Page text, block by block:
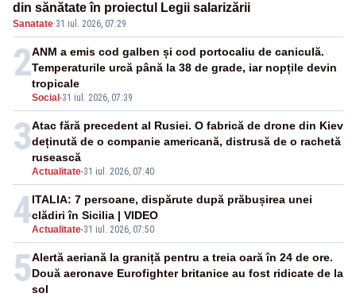
din sănătate în proiectul Legii salarizării
Sanatate·31 iul. 2026, 07:29
2
Social -31 iul. 2026, 07:39
ANM a emis cod galben și cod portocaliu de caniculă.
Temperaturile urcă până la 38 de grade, iar nopțile devin
tropicale
3
Actualitate-31 iul. 2026, 07:40
Atac fără precedent al Rusiei. O fabrică de drone din Kiev
deținută de o companie americană, distrusă de o rachetă
rusească
4Actualitate-31 iul. 2026, 07:50
ITALIA: 7 persoane, dispărute după prăbușirea unei
clădiri în Sicilia | VIDEO
5Alertă aeriană la graniță pentru a treia oară în 24 de ore.
Două aeronave Eurofighter britanice au fost ridicate de la
sol